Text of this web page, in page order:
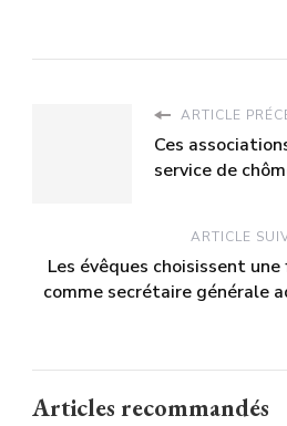
ARTICLE
Ces
service de
ARTICLE
Les évêques choisissent
comme secrétaire générale
Articles recommandés